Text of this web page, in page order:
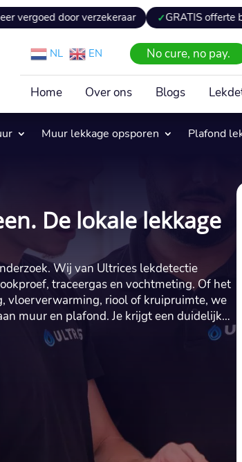
verzekeraar GRATIS offerte binnen 24
NL EN No cure, no pay.
Home Over ons Blogs
Muur lekkage opsporen Plafond
De lokale lekkage
Wij van Ultrices lekdetectie
traceergas en vochtmeting. Of het
vloerverwarming, riool of kruipruimte, we
muur en plafond. Je krijgt een duidelijk…